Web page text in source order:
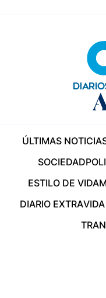
ÚLTIMAS
SOCIEDAD
ESTILO DE VIDA
DIARIO EXTRA